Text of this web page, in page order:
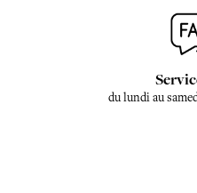
du lundi au